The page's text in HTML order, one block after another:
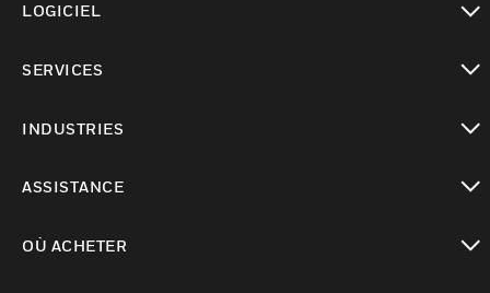
LOGICIEL
SERVICES
INDUSTRIES
ASSISTANCE
OÙ ACHETER